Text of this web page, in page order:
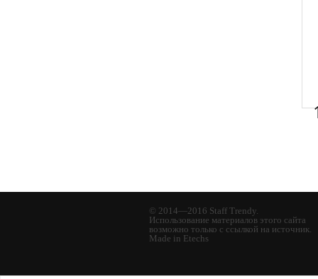
© 2014—2016 Staff Trendy.
Использование материалов этого сайта
возможно только с ссылкой на источник.
Made in Etechs